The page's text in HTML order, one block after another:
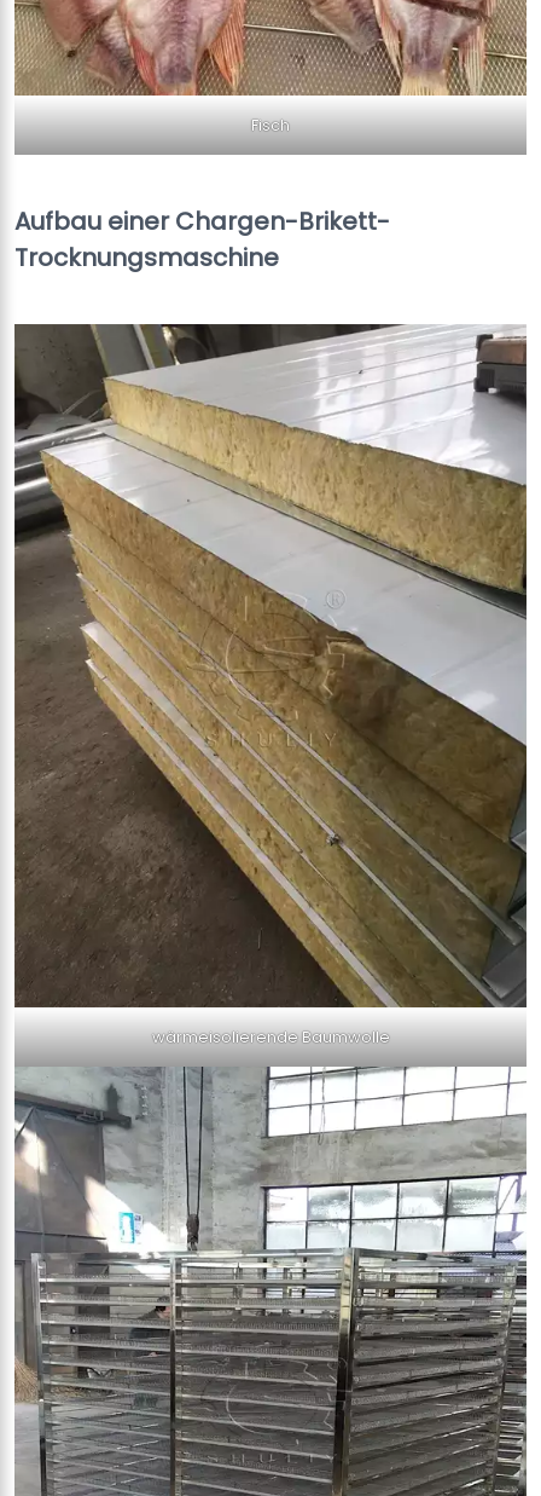
Fisch
Aufbau einer Chargen-Brikett-
Trocknungsmaschine
wärmeisolierende Baumwolle